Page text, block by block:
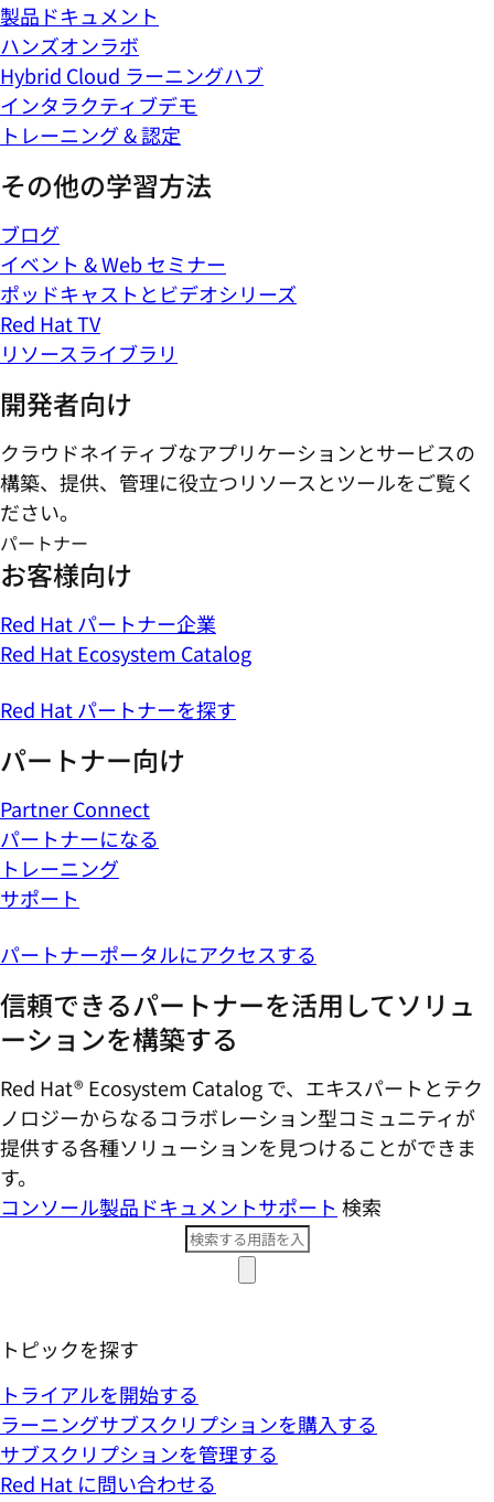
製品ドキュメント
ハンズオンラボ
Hybrid Cloud ラーニングハブ
インタラクティブデモ
トレーニング & 認定
その他の学習方法
ブログ
イベント & Web セミナー
ポッドキャストとビデオシリーズ
Red Hat TV
リソースライブラリ
開発者向け
クラウドネイティブなアプリケーションとサービスの
構築、提供、管理に役立つリソースとツールをご覧く
ださい。
パートナー
お客様向け
Red Hat パートナー企業
Red Hat Ecosystem Catalog
Red Hat パートナーを探す
パートナー向け
Partner Connect
パートナーになる
トレーニング
サポート
パートナーポータルにアクセスする
信頼できるパートナーを活用してソリュ
ーションを構築する
Red Hat® Ecosystem Catalog で、エキスパートとテク
ノロジーからなるコラボレーション型コミ​ュニティが
提供する各種ソリューションを見つけることができま
す。
コンソール製品ドキュメントサポート 検索
トピックを探す
トライアルを開始する
ラーニングサブスクリプションを購入する
サブスクリプションを管理する
Red Hat に問い合わせる